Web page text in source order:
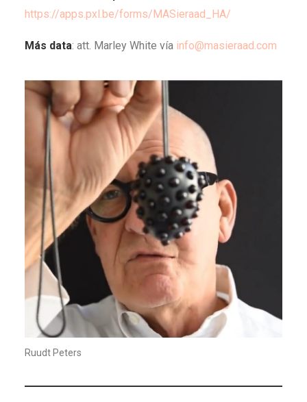
Ruudt Peters
https://apps.pxl.be/forms/MASieraad_HA/
Más data: att. Marley White vía info@masieraad.com